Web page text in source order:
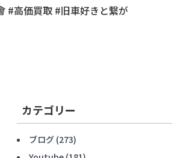
#高価買取 #旧車好きと繋が
カテゴリー
ブログ (273)